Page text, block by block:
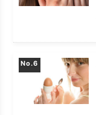
No.